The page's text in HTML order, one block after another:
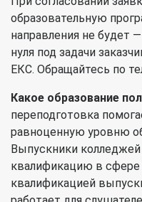
образовательную
направления не будет
нуля под задачи
ЕКС. Обращайтесь по
Какое образование
переподготовка
равноценную уровню
Выпускники
квалификацию в
квалификацией